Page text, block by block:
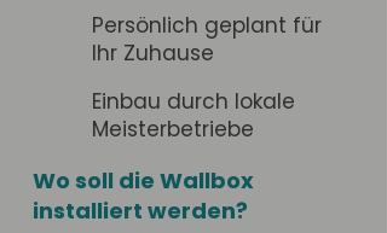
Persönlich geplant für
Ihr Zuhause
Einbau durch lokale
Meisterbetriebe
Wo soll die Wallbox
installiert werden?